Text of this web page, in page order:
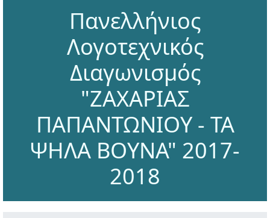
Πανελλήνιος
Λογοτεχνικός
Διαγωνισμός
"ΖΑΧΑΡΙΑΣ
ΠΑΠΑΝΤΩΝΙΟΥ - ΤΑ
ΨΗΛΑ ΒΟΥΝΑ" 2017-
2018